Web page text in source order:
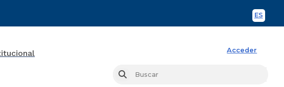
ES
Acceder
Buscar